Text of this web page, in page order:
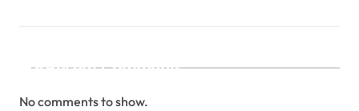
Recent Comments
No comments to show.